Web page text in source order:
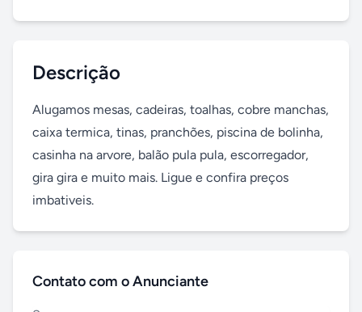
Descrição
Alugamos mesas, cadeiras, toalhas, cobre manchas,
caixa termica, tinas, pranchões, piscina de bolinha,
casinha na arvore, balão pula pula, escorregador,
gira gira e muito mais. Ligue e confira preços
imbativeis.
Contato com o Anunciante